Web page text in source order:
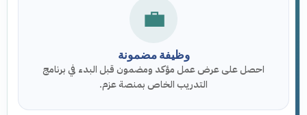
💼
وظيفة مضمونة
احصل على عرض عمل مؤكد ومضمون قبل البدء في برنامج
التدريب الخاص بمنصة عزم.